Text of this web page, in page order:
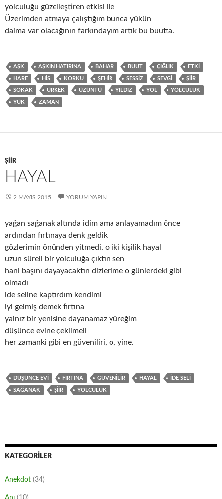
yolculuğu güzelleştiren etkisi ile
Üzerimden atmaya çalıştığım bunca yükün
daima var olacağının farkındayım artık bu buutta.
AŞK AŞKIN HATIRINA BAHAR BUUT ÇIĞLIK ETKI
HARE HIS KORKU ŞEHIR SESSIZ SEVGI ŞIIR
SOKAK ÜRKEK ÜZÜNTÜ YILDIZ YOL YOLCULUK
YÜK ZAMAN
ŞIIR
HAYAL
2 MAYIS 2015 YORUM YAPIN
yağan sağanak altında idim ama anlayamadım önce
ardından fırtınaya denk geldik
gözlerimin önünden yitmedi, o iki kişilik hayal
uzun süreli bir yolculuğa çıktın sen
hani başını dayayacaktın dizlerime o günlerdeki gibi
olmadı
ide seline kaptırdım kendimi
iyi gelmiş demek fırtına
yalnız bir yenisine dayanamaz yüreğim
düşünce evine çekilmeli
her zamanki gibi en güveniliri, o, yine.
DÜŞÜNCE EVI FIRTINA GÜVENILIR HAYAL IDE SELI
SAĞANAK ŞIIR YOLCULUK
KATEGORILER
Anekdot (34)
Anı (10)